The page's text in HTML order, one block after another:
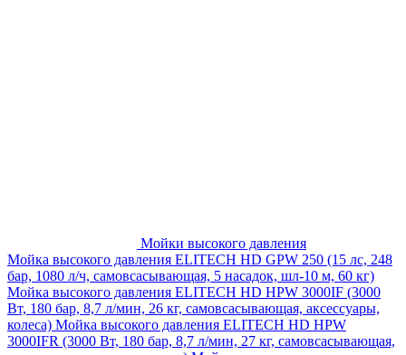
Мойки высокого давления
Мойка высокого давления ELITECH HD GPW 250 (15 лс, 248
бар, 1080 л/ч, самовсасывающая, 5 насадок, шл-10 м, 60 кг)
Мойка высокого давления ELITECH HD HPW 3000IF (3000
Вт, 180 бар, 8,7 л/мин, 26 кг, самовсасывающая, аксессуары,
колеса) Мойка высокого давления ELITECH HD HPW
3000IFR (3000 Вт, 180 бар, 8,7 л/мин, 27 кг, самовсасывающая,